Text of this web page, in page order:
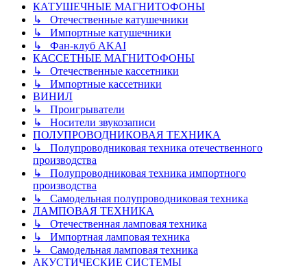
КАТУШЕЧНЫЕ МАГНИТОФОНЫ
↳ Отечественные катушечники
↳ Импортные катушечники
↳ Фан-клуб AKAI
КАССЕТНЫЕ МАГНИТОФОНЫ
↳ Отечественные кассетники
↳ Импортные кассетники
ВИНИЛ
↳ Проигрыватели
↳ Носители звукозаписи
ПОЛУПРОВОДНИКОВАЯ ТЕХНИКА
↳ Полупроводниковая техника отечественного
производства
↳ Полупроводниковая техника импортного
производства
↳ Самодельная полупроводниковая техника
ЛАМПОВАЯ ТЕХНИКА
↳ Отечественная ламповая техника
↳ Импортная ламповая техника
↳ Самодельная ламповая техника
АКУСТИЧЕСКИЕ СИСТЕМЫ